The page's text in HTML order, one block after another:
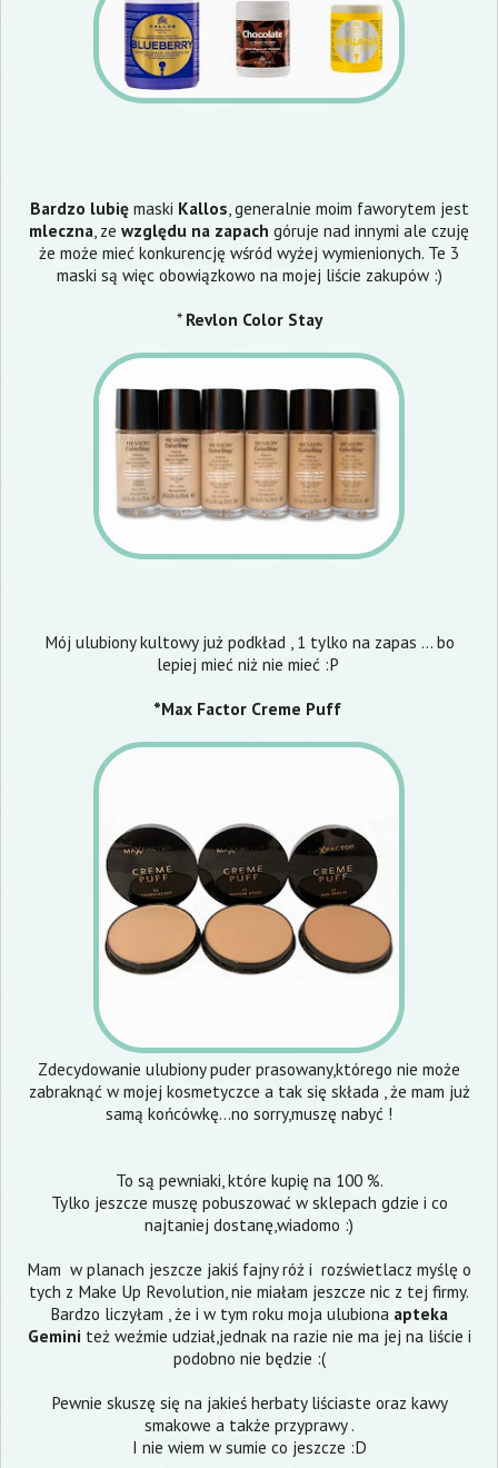
Bardzo lubięmaski Kallos, generalnie moim faworytem jest
mleczna, ze względu na zapach góruje nad innymi ale czuję
że może mieć konkurencję wśród wyżej wymienionych. Te 3
maski są więc obowiązkowo na mojej liście zakupów :)
* Revlon Color Stay
Mój ulubiony kultowy już podkład , 1 tylko na zapas ... bo
lepiej mieć niż nie mieć :P
*Max Factor Creme Puff
Zdecydowanie ulubiony puder prasowany,którego nie może
zabraknąć w mojej kosmetyczce a tak się składa , że mam już
samą końcówkę...no sorry,muszę nabyć !
To są pewniaki, które kupię na 100 %.
Tylko jeszcze muszę pobuszować w sklepach gdzie i co
najtaniej dostanę,wiadomo :)
Mam w planach jeszcze jakiś fajny róż i rozświetlacz myślę o
tych z Make Up Revolution, nie miałam jeszcze nic z tej firmy.
Bardzo liczyłam , że i w tym roku moja ulubiona apteka
Gemini też weźmie udział,jednak na razie nie ma jej na liście i
podobno nie będzie :(
Pewnie skuszę się na jakieś herbaty liściaste oraz kawy
smakowe a także przyprawy .
I nie wiem w sumie co jeszcze :D